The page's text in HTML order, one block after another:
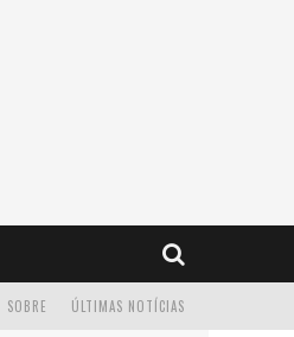
ÚLTIMAS NOTÍCIAS
SOBRE